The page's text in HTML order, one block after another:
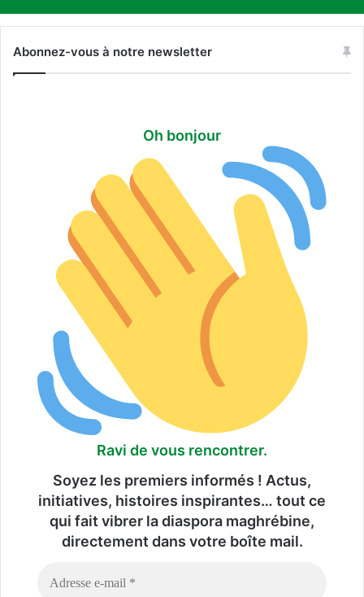
Abonnez-vous à notre newsletter
Oh bonjour
Ravi de vous rencontrer.
Soyez les premiers informés ! Actus,
initiatives, histoires inspirantes… tout ce
qui fait vibrer la diaspora maghrébine,
directement dans votre boîte mail.